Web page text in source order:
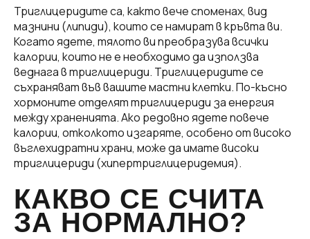
Триглицеридите са, както вече споменах, вид
мазнини (липиди), които се намират в кръвта ви.
Когато ядете, тялото ви преобразува всички
калории, които не е необходимо да използва
веднага в триглицериди. Триглицеридите се
съхраняват във вашите мастни клетки. По-късно
хормоните отделят триглицериди за енергия
между храненията. Ако редовно ядете повече
калории, отколкото изгаряте, особено от високо
въглехидратни храни, може да имате високи
триглицериди (хипертриглицеридемия).
КАКВО СЕ СЧИТА
ЗА НОРМАЛНО?